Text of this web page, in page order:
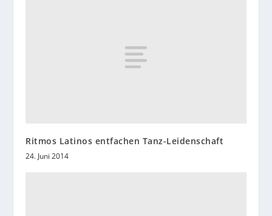
Ritmos Latinos entfachen Tanz-Leidenschaft
24. Juni 2014